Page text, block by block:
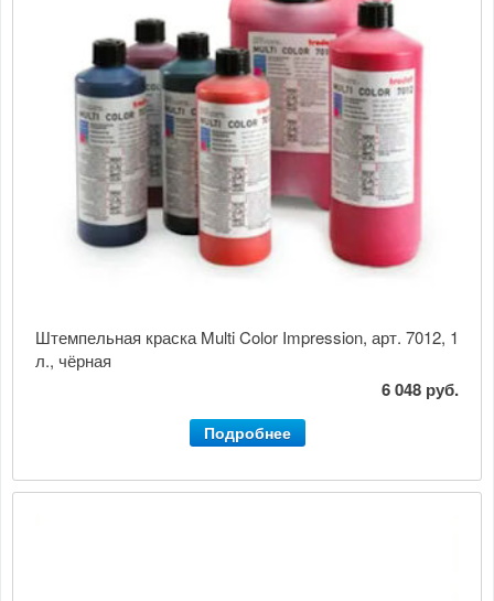
Штемпельная краска Multi Color Impression, арт. 7012, 1
л., чёрная
6 048 руб.
Подробнее